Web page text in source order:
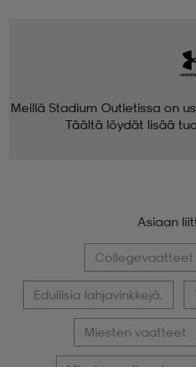
Meillä Stadium Outletissa on
Täältä löydät lisää
Asiaan
Collegevaatteet
Edullisia lahjavinkkejä.
Miesten vaatteet